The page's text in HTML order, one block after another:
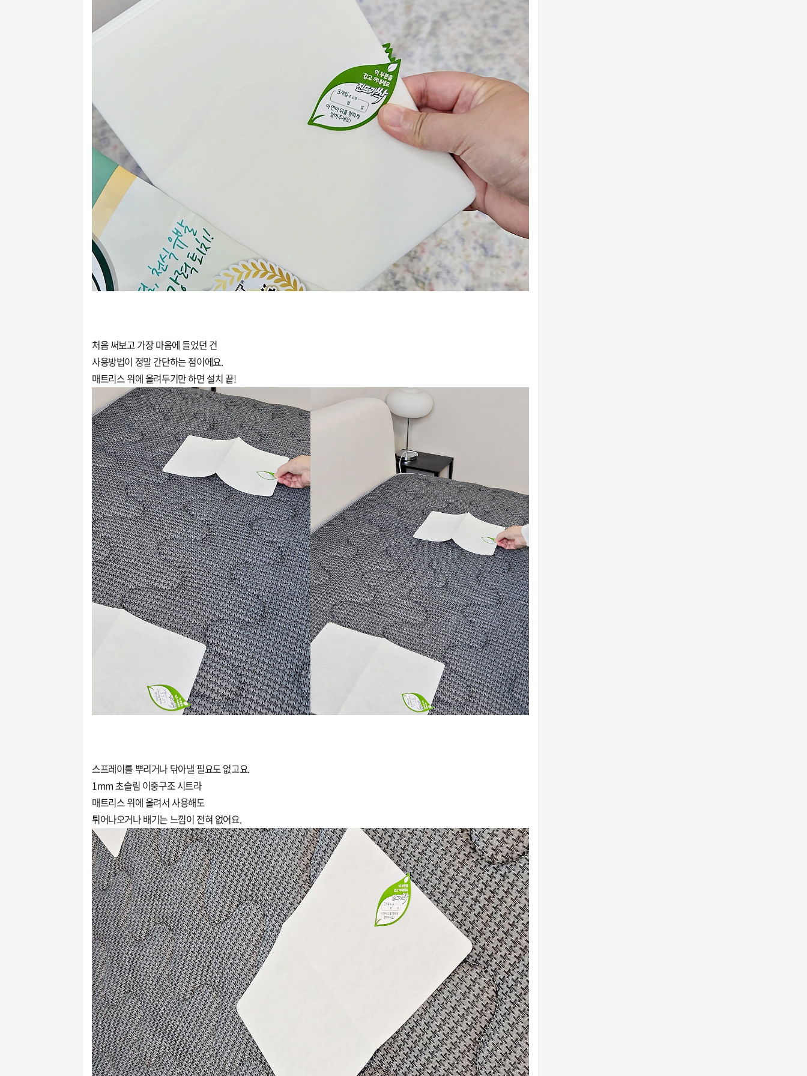
처음 써보고 가장 마음에 들었던 건
사용방법이 정말 간단하는 점이에요.
매트리스 위에 올려두기만 하면 설치 끝!
스프레이를 뿌리거나 닦아낼 필요도 없고요.
1mm 초슬림 이중구조 시트라
매트리스 위에 올려서 사용해도
튀어나오거나 배기는 느낌이 전혀 없어요.